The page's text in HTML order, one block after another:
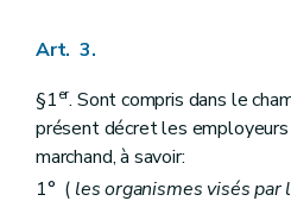
Art. 3.
§1er. Sont compris dans le
présent décret les employeurs
marchand, à savoir:
1° ( les organismes visés